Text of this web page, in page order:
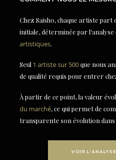
Chez Saisho, chaque artiste part
initiale, déterminée par l'analyse
artistiques.
Seul 1 artiste sur 500que nous
de qualité requis pour entrer
À partir de ce point, la valeur
du marché, ce qui permet de
transparente son évolution dans
VOIR